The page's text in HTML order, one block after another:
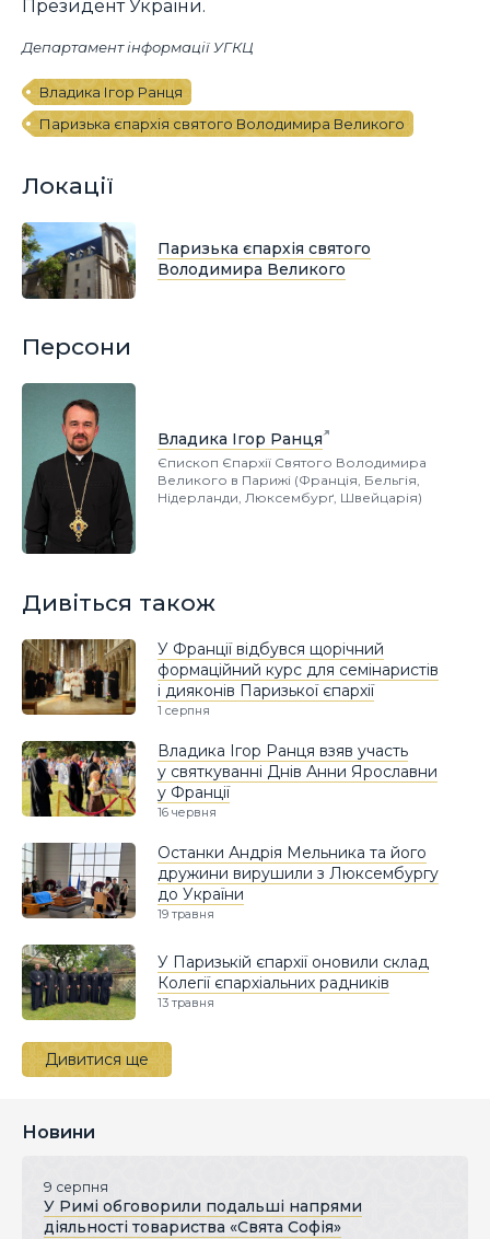
Президент України.
Департамент інформації УГКЦ
Владика Ігор Ранця
Паризька єпархія святого Володимира Великого
Локації
Паризька єпархія святого
Володимира Великого
Персони
Владика Ігор Ранця
Єпископ Єпархії Святого Володимира
Великого в Парижі (Франція, Бельгія,
Нідерланди, Люксембурґ, Швейцарія)
Дивіться також
У Франції відбувся щорічний
формаційний курс для семінаристів
і дияконів Паризької єпархії
1 серпня
Владика Ігор Ранця взяв участь
у святкуванні Днів Анни Ярославни
у Франції
16 червня
Останки Андрія Мельника та його
дружини вирушили з Люксембургу
до України
19 травня
У Паризькій єпархії оновили склад
Колегії єпархіальних радників
13 травня
Дивитися ще
Новини
9 серпня
У Римі обговорили подальші напрями
діяльності товариства «Свята Софія»